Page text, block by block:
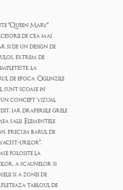
"Queen Mary"
de cea mai
si de un design de
extrem de
la
de epoca. Oglinzile
sunt scoase in
concept vizual
iar draperiile grele
salii. Elementele
precum barul de
yacht-urilor",
folosite la
a scaunelor si
si a zonei de
tabloul de